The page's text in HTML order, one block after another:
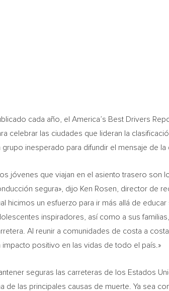
cada año, el America’s Best Drivers
celebrar las ciudades que lideran la
grupo inesperado para difundir el mensaje de
jóvenes que viajan en el asiento trasero son
segura», dijo Ken Rosen , director de
hicimos un esfuerzo para ir más allá de
inspiradores, así como a sus
Al reunir a comunidades de costa a
impacto positivo en las vidas de todo el país.»
seguras las carreteras de los Estados
de las principales causas de muerte. Ya sea